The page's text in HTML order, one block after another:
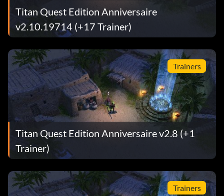
Titan Quest Edition Anniversaire
v2.10.19714 (+17 Trainer)
Trainers
Titan Quest Edition Anniversaire v2.8 (+1
Trainer)
Trainers